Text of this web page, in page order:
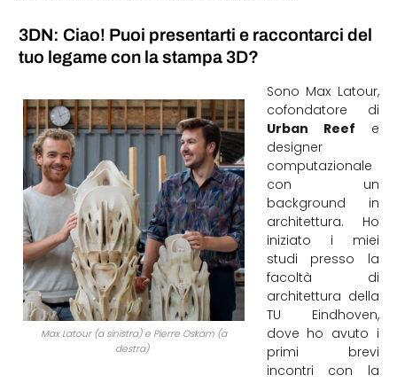
3DN: Ciao! Puoi presentarti e raccontarci del
tuo legame con la stampa 3D?
Max Latour (a sinistra) e Pierre Oskam (a
destra)
Sono Max Latour,
cofondatore di
Urban Reef e
designer
computazionale
con un
background in
architettura. Ho
iniziato i miei
studi presso la
facoltà di
architettura della
TU Eindhoven,
dove ho avuto i
primi brevi
incontri con la